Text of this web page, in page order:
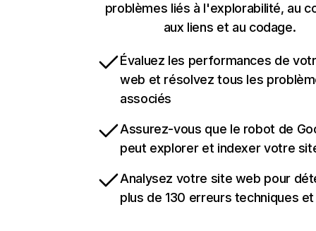
problèmes liés à l'explorabilité, au
aux liens et au codage.
Évaluez les performances de
web et résolvez tous les
associés
Assurez-vous que le robot de
peut explorer et indexer votre
Analysez votre site web pour
plus de 130 erreurs techniques et